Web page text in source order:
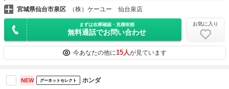
宮城県仙台市泉区 （株）ケーユー 仙台泉店
まずは在庫確認・見積依頼
無料通話でお問い合わせ
お気に入り
今あなたの他に15人が見ています
NEW グーネットセレクト ホンダ